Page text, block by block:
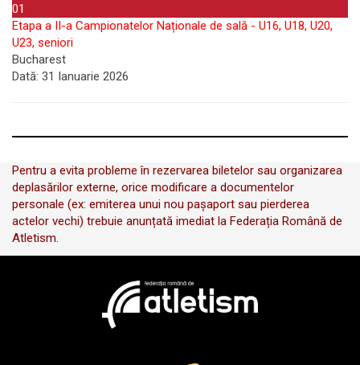
01
Etapa a II-a Campionatelor Naționale de sală - U16, U18, U20,
U23, seniori
Bucharest
Dată: 31 Ianuarie 2026
Pentru a evita probleme în rezervarea biletelor sau organizarea
deplasărilor externe, orice modificare a documentelor
personale (ex: emiterea unui nou pașaport sau pierderea
actelor vechi) trebuie anunțată imediat la Federația Română de
Atletism.